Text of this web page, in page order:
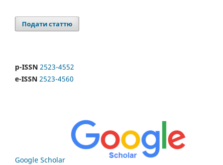
Подати статтю
p-ISSN 2523-4552
e-ISSN 2523-4560
Google Scholar